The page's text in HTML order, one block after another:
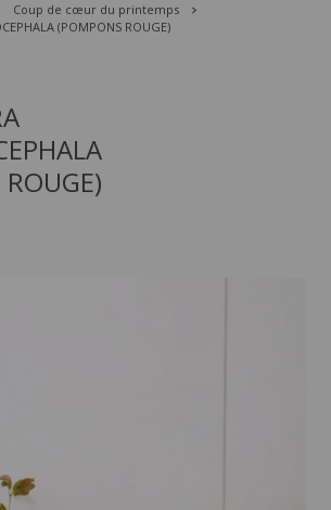
Coup de cœur du printemps
(POMPONS ROUGE)